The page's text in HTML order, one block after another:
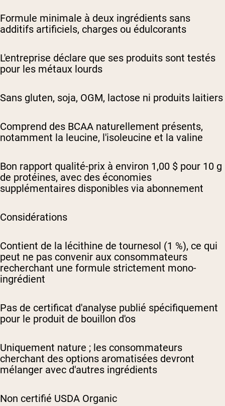
Formule minimale à deux ingrédients sans
additifs artificiels, charges ou édulcorants
L'entreprise déclare que ses produits sont testés
pour les métaux lourds
Sans gluten, soja, OGM, lactose ni produits laitiers
Comprend des BCAA naturellement présents,
notamment la leucine, l'isoleucine et la valine
Bon rapport qualité-prix à environ 1,00 $ pour 10 g
de protéines, avec des économies
supplémentaires disponibles via abonnement
Considérations
Contient de la lécithine de tournesol (1 %), ce qui
peut ne pas convenir aux consommateurs
recherchant une formule strictement mono-
ingrédient
Pas de certificat d'analyse publié spécifiquement
pour le produit de bouillon d'os
Uniquement nature ; les consommateurs
cherchant des options aromatisées devront
mélanger avec d'autres ingrédients
Non certifié USDA Organic